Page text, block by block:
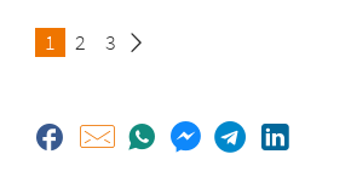
Seite
1 Seite
2 Seite
3